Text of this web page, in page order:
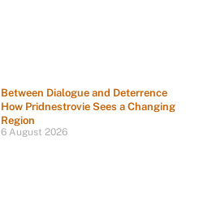
Between Dialogue and Deterrence
How Pridnestrovie Sees a Changing
Region
6 August 2026